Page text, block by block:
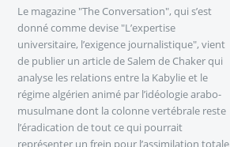
Le magazine "The Conversation", qui s’est
donné comme devise "L’expertise
universitaire, l’exigence journalistique", vient
de publier un article de Salem de Chaker qui
analyse les relations entre la Kabylie et le
régime algérien animé par l’idéologie arabo-
musulmane dont la colonne vertébrale reste
l’éradication de tout ce qui pourrait
représenter un frein pour l’assimilation totale